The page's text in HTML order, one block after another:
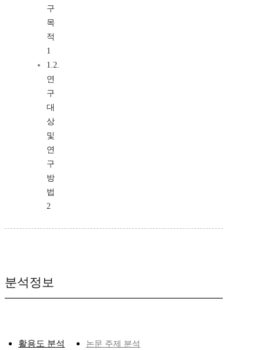
구
목
적
1
1.2.
연
구
대
상
및
연
구
방
법
2
분석정보
활용도 분석
논문 주제 분석